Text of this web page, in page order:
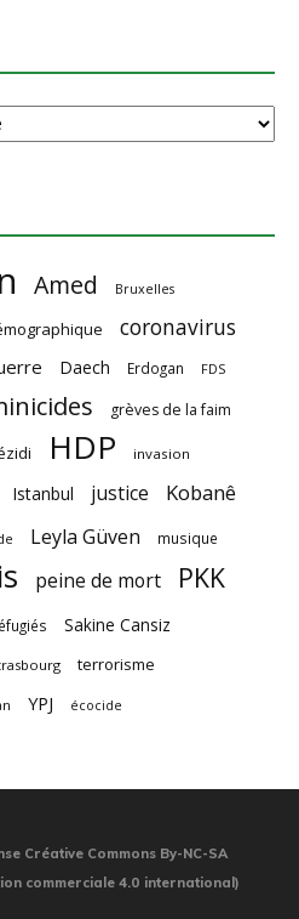
Amed Bruxelles
coronavirus
Daech Erdogan FDS
grèves de la faim
HDP invasion
Istanbul justice Kobanê
Leyla Güven musique
peine de mort PKK
Sakine Cansiz
terrorisme
YPJ écocide
Créative Commons By-NC-SA
commerciale 4.0 international)